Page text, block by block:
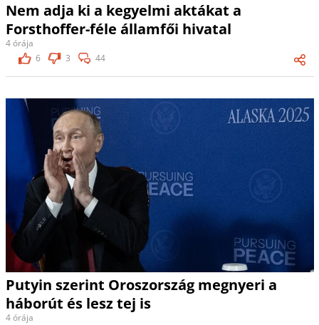
Nem adja ki a kegyelmi aktákat a
Forsthoffer-féle államfői hivatal
4 órája
6
3 44
Putyin szerint Oroszország megnyeri a
háborút és lesz tej is
4 órája